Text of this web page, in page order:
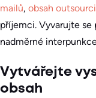
mailů, obsah
příjemci. Vyvarujte se
nadměrné
Vytvářejte
obsah